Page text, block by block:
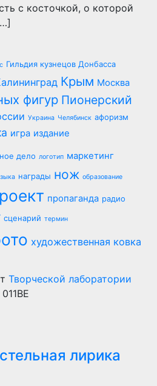
с косточкой, о которой
Гильдия кузнецов Донбасса
Крым Москва
фигур Пионерский
Украина Челябинск афоризм
игра издание
дело логотип маркетинг
награды нож образование
пропаганда радио
сценарий термин
художественная ковка
Творческой лаборатории
| 011BE
лирика